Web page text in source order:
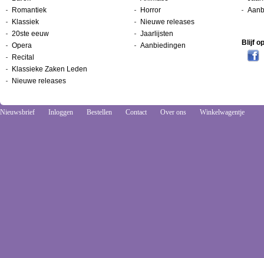
Romantiek
Klassiek
20ste eeuw
Opera
Recital
Klassieke Zaken Leden
Nieuwe releases
Horror
Nieuwe releases
Jaarlijsten
Aanbiedingen
Blijf
Nieuwsbrief Inloggen Bestellen Contact Over ons Winkelwagentje